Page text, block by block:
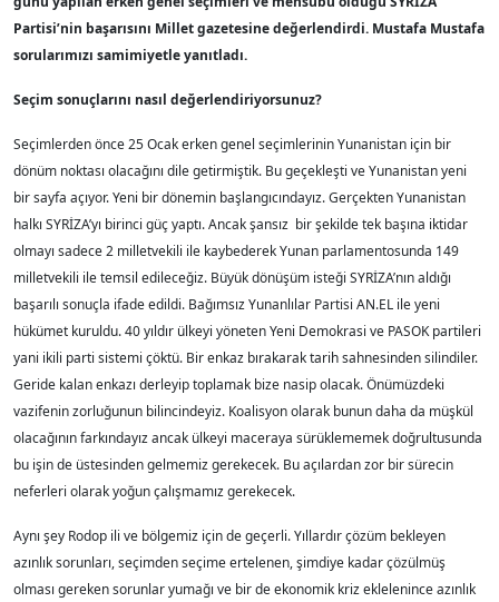
Partisi’nin başarısını Millet gazetesine değerlendirdi. Mustafa Mustafa
sorularımızı samimiyetle yanıtladı.
Seçim sonuçlarını nasıl değerlendiriyorsunuz?
Seçimlerden önce 25 Ocak erken genel seçimlerinin Yunanistan için bir
dönüm noktası olacağını dile getirmiştik. Bu geçekleşti ve Yunanistan yeni
bir sayfa açıyor. Yeni bir dönemin başlangıcındayız. Gerçekten Yunanistan
halkı SYRİZA’yı birinci güç yaptı. Ancak şansız bir şekilde tek başına iktidar
olmayı sadece 2 milletvekili ile kaybederek Yunan parlamentosunda 149
milletvekili ile temsil edileceğiz. Büyük dönüşüm isteği SYRİZA’nın aldığı
başarılı sonuçla ifade edildi. Bağımsız Yunanlılar Partisi AN.EL ile yeni
hükümet kuruldu. 40 yıldır ülkeyi yöneten Yeni Demokrasi ve PASOK partileri
yani ikili parti sistemi çöktü. Bir enkaz bırakarak tarih sahnesinden silindiler.
Geride kalan enkazı derleyip toplamak bize nasip olacak. Önümüzdeki
vazifenin zorluğunun bilincindeyiz. Koalisyon olarak bunun daha da müşkül
olacağının farkındayız ancak ülkeyi maceraya sürüklememek doğrultusunda
bu işin de üstesinden gelmemiz gerekecek. Bu açılardan zor bir sürecin
neferleri olarak yoğun çalışmamız gerekecek.
Aynı şey Rodop ili ve bölgemiz için de geçerli. Yıllardır çözüm bekleyen
azınlık sorunları, seçimden seçime ertelenen, şimdiye kadar çözülmüş
olması gereken sorunlar yumağı ve bir de ekonomik kriz eklelenince azınlık